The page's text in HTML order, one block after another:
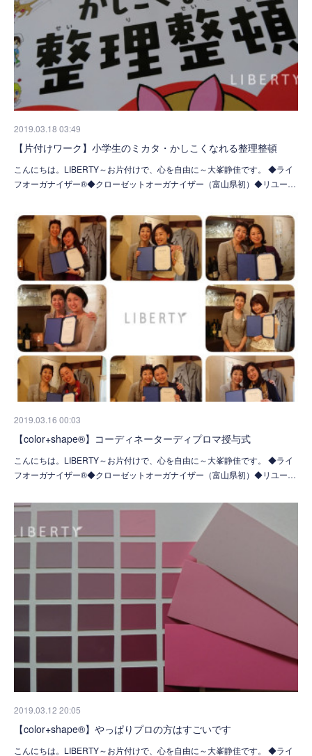
2019.03.18 03:49
【片付けワーク】小学生のミカタ・かしこくなれる整理整頓
こんにちは。LIBERTY～お片付けで、心を自由に～大峯静佳です。 ◆ライ
フオーガナイザー®◆クローゼットオーガナイザー（富山県初）◆リユー…
2019.03.16 00:03
【color+shape®】コーディネーターディプロマ授与式
こんにちは。LIBERTY～お片付けで、心を自由に～大峯静佳です。 ◆ライ
フオーガナイザー®◆クローゼットオーガナイザー（富山県初）◆リユー…
2019.03.12 20:05
【color+shape®】やっぱりプロの方はすごいです
こんにちは。LIBERTY～お片付けで、心を自由に～大峯静佳です。 ◆ライ